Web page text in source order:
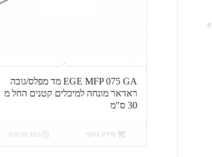
EGE MFP 075 GA מד מפלס/גובה
ראדאר מונחה למיכלים קטנים החל מ
30 ס"מ
מידע נוסף הצג פרטים
(5)